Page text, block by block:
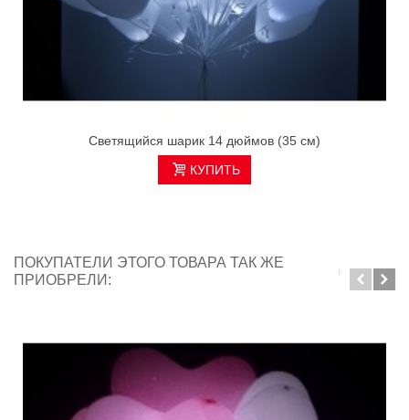
Светящийся шарик 14 дюймов (35 см)
КУПИТЬ
ПОКУПАТЕЛИ ЭТОГО ТОВАРА ТАК ЖЕ
ПРИОБРЕЛИ: